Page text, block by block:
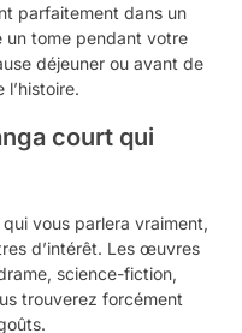
parfaitement dans un
un tome pendant votre
déjeuner ou avant de
court qui
qui vous parlera vraiment,
d’intérêt. Les œuvres
science-fiction,
trouverez forcément